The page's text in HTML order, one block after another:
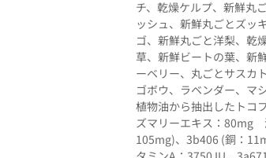
チ、乾燥ケルプ、新鮮丸
ッシュ、新鮮丸ごとズッ
ゴ、新鮮丸ごと洋梨、乾
草、新鮮ビートの葉、新
ーベリー、丸ごとサスカ
ゴボウ、ラベンダー、マ
植物油から抽出したトコ
ズマリーエキス：80mg
105mg)、3b406 (銅：